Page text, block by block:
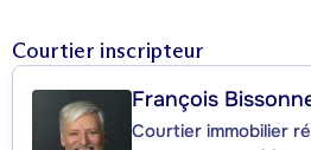
Courtier inscripteur
François
Courtier immobilier